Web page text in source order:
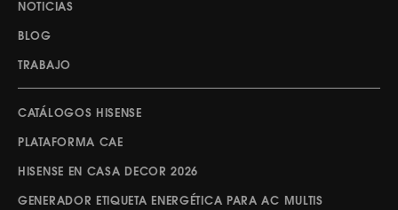
NOTICIAS
BLOG
TRABAJO
CATÁLOGOS HISENSE
PLATAFORMA CAE
HISENSE EN CASA DECOR 2026
GENERADOR ETIQUETA ENERGÉTICA PARA AC MULTIS